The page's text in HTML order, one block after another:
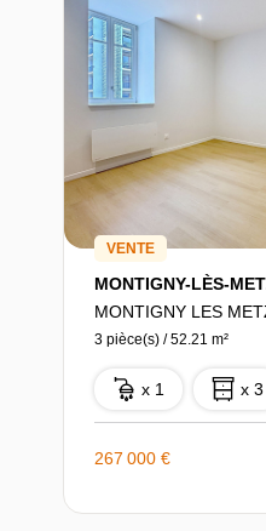
VENTE
MONTIGNY LES
3 pièce(s) / 52.21 m²
x 1 x 3
267 000 €